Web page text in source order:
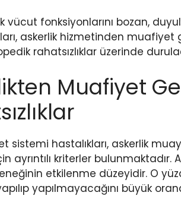
vücut fonksiyonlarını bozan,
askerlik hizmetinden
rahatsızlıklar üzerinde
Muafiyet
sistemi hastalıkları, askerlik
ayrıntılı kriterler
etkilenme düzeyidir. O
yapılmayacağını büyük